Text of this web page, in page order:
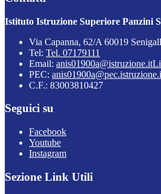
Istituto Istruzione Superiore Panzini
Via Capanna, 62/A 60019
Tel: Tel. 07179111
Email: anis01900a@istruzione.it
PEC:
C.F.: 83003810427
Seguici su
Facebook
Youtube
Instagram
Sezione Link Utili